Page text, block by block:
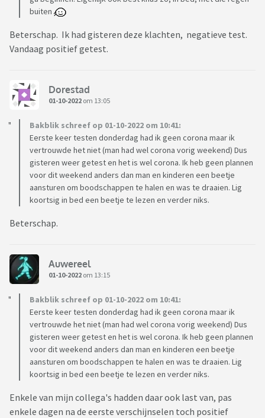
buiten
Beterschap. Ik had gisteren deze klachten, negatieve test.
Vandaag positief getest.
Dorestad
01-10-2022 om 13:05
Bakblik schreef op 01-10-2022 om 10:41:
Eerste keer testen donderdag had ik geen corona maar ik
vertrouwde het niet (man had wel corona vorig weekend) Dus
gisteren weer getest en het is wel corona. Ik heb geen plannen
voor dit weekend anders dan man en kinderen een beetje
aansturen om boodschappen te halen en was te draaien. Lig
koortsig in bed een beetje te lezen en verder niks.
Beterschap.
Auwereel
01-10-2022 om 13:15
Bakblik schreef op 01-10-2022 om 10:41:
Eerste keer testen donderdag had ik geen corona maar ik
vertrouwde het niet (man had wel corona vorig weekend) Dus
gisteren weer getest en het is wel corona. Ik heb geen plannen
voor dit weekend anders dan man en kinderen een beetje
aansturen om boodschappen te halen en was te draaien. Lig
koortsig in bed een beetje te lezen en verder niks.
Enkele van mijn collega's hadden daar ook last van, pas
enkele dagen na de eerste verschijnselen toch positief